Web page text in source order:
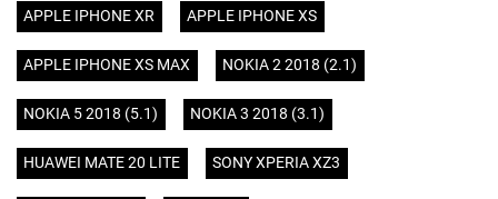
APPLE IPHONE XR APPLE IPHONE XS
APPLE IPHONE XS MAX NOKIA 2 2018 (2.1)
NOKIA 5 2018 (5.1) NOKIA 3 2018 (3.1)
HUAWEI MATE 20 LITE SONY XPERIA XZ3